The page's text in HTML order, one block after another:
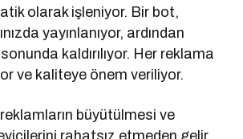
olarak işleniyor. Bir bot,
yayınlanıyor, ardından
kaldırılıyor. Her reklama
ve kaliteye önem veriliyor.
büyütülmesi ve
rahatsız etmeden gelir